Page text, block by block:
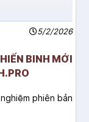
5/2/2026
BINH MỚI
phiên bản